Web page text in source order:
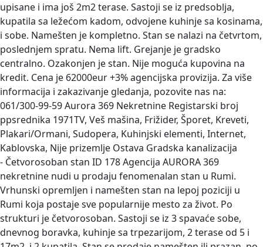
upisane i ima još 2m2 terase. Sastoji se iz predsoblja,
kupatila sa ležećom kadom, odvojene kuhinje sa kosinama,
i sobe. Namešten je kompletno. Stan se nalazi na četvrtom,
poslednjem spratu. Nema lift. Grejanje je gradsko
centralno. Ozakonjen je stan. Nije moguća kupovina na
kredit. Cena je 62000eur +3% agencijska provizija. Za više
informacija i zakazivanje gledanja, pozovite nas na:
061/300-99-59 Aurora 369 Nekretnine Registarski broj
ppsrednika 1971TV, Veš mašina, Frižider, Šporet, Kreveti,
Plakari/Ormani, Sudopera, Kuhinjski elementi, Internet,
Kablovska, Nije prizemlje Ostava Gradska kanalizacija
- Četvorosoban stan ID 178 Agencija AURORA 369
nekretnine nudi u prodaju fenomenalan stan u Rumi.
Vrhunski opremljen i namešten stan na lepoj poziciji u
Rumi koja postaje sve popularnije mesto za život. Po
strukturi je četvorosoban. Sastoji se iz 3 spavaće sobe,
dnevnog boravka, kuhinje sa trpezarijom, 2 terase od 5 i